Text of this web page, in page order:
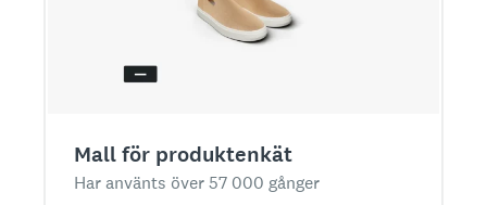
Mall för produktenkät
Har använts över 57 000 gånger